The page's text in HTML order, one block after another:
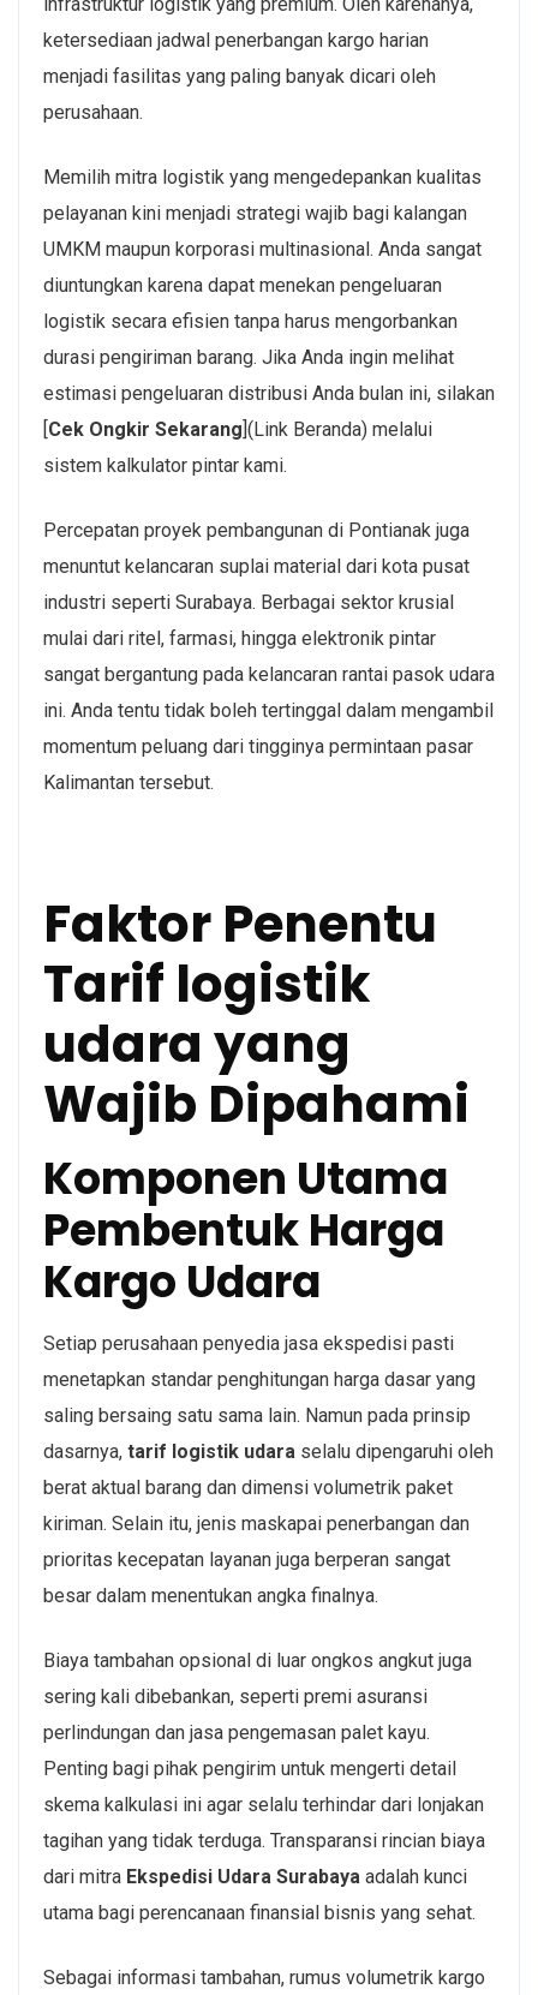
ketersediaan jadwal penerbangan kargo harian
menjadi fasilitas yang paling banyak dicari oleh
perusahaan.
Memilih mitra logistik yang mengedepankan kualitas
pelayanan kini menjadi strategi wajib bagi kalangan
UMKM maupun korporasi multinasional. Anda sangat
diuntungkan karena dapat menekan pengeluaran
logistik secara efisien tanpa harus mengorbankan
durasi pengiriman barang. Jika Anda ingin melihat
estimasi pengeluaran distribusi Anda bulan ini, silakan
[Cek Ongkir Sekarang](Link Beranda) melalui
sistem kalkulator pintar kami.
Percepatan proyek pembangunan di Pontianak juga
menuntut kelancaran suplai material dari kota pusat
industri seperti Surabaya. Berbagai sektor krusial
mulai dari ritel, farmasi, hingga elektronik pintar
sangat bergantung pada kelancaran rantai pasok udara
ini. Anda tentu tidak boleh tertinggal dalam mengambil
momentum peluang dari tingginya permintaan pasar
Kalimantan tersebut.
Faktor Penentu
Tarif logistik
udara yang
Wajib Dipahami
Komponen Utama
Pembentuk Harga
Kargo Udara
Setiap perusahaan penyedia jasa ekspedisi pasti
menetapkan standar penghitungan harga dasar yang
saling bersaing satu sama lain. Namun pada prinsip
dasarnya, tarif logistik udara selalu dipengaruhi oleh
berat aktual barang dan dimensi volumetrik paket
kiriman. Selain itu, jenis maskapai penerbangan dan
prioritas kecepatan layanan juga berperan sangat
besar dalam menentukan angka finalnya.
Biaya tambahan opsional di luar ongkos angkut juga
sering kali dibebankan, seperti premi asuransi
perlindungan dan jasa pengemasan palet kayu.
Penting bagi pihak pengirim untuk mengerti detail
skema kalkulasi ini agar selalu terhindar dari lonjakan
tagihan yang tidak terduga. Transparansi rincian biaya
dari mitra Ekspedisi Udara Surabaya adalah kunci
utama bagi perencanaan finansial bisnis yang sehat.
Sebagai informasi tambahan, rumus volumetrik kargo